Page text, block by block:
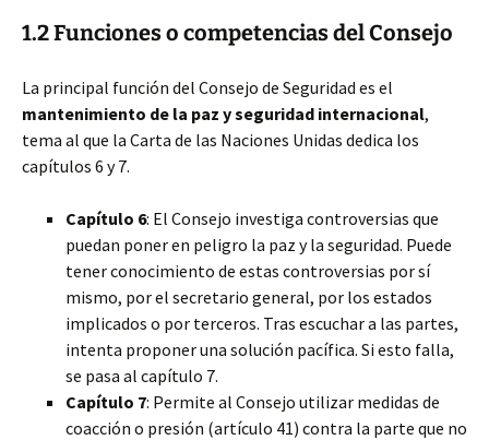
1.2 Funciones o competencias del Consejo
La principal función del Consejo de Seguridad es el
mantenimiento de la paz y seguridad internacional,
tema al que la Carta de las Naciones Unidas dedica los
capítulos 6 y 7.
Capítulo 6: El Consejo investiga controversias que
puedan poner en peligro la paz y la seguridad. Puede
tener conocimiento de estas controversias por sí
mismo, por el secretario general, por los estados
implicados o por terceros. Tras escuchar a las partes,
intenta proponer una solución pacífica. Si esto falla,
se pasa al capítulo 7.
Capítulo 7: Permite al Consejo utilizar medidas de
coacción o presión (artículo 41) contra la parte que no